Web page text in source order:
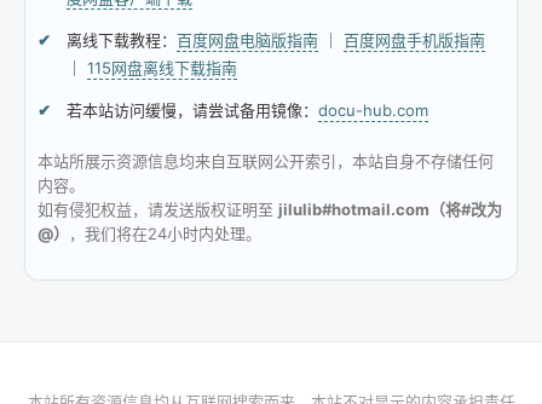
离线下载教程： 百度网盘电脑版指南
百度网盘手机版指南
115网盘离线下载指南
若本站访问缓慢，请尝试备用镜像： docu-hub.com
本站所展示资源信息均来自互联网公开索引，本站自身不存储任何
内容。
如有侵犯权益，请发送版权证明至 jilulib#hotmail.com（将#改为
@）
，我们将在24小时内处理。